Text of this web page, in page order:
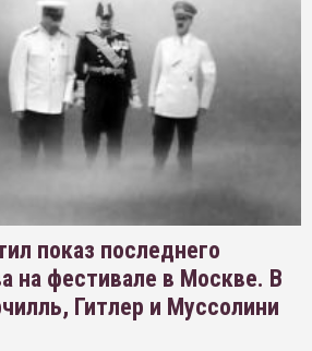
показ последнего
на фестивале в Москве. В
Гитлер и Муссолини